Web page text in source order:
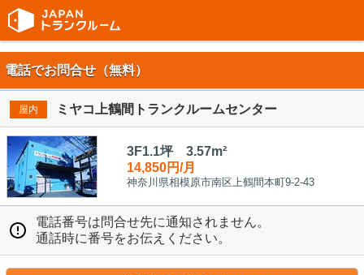
電話でお問合せ（無料）
屋内 ミヤコ上鶴間トランクルームセンター
3F1.1坪 3.57m²
14,850円/月
神奈川県相模原市南区上鶴間本町9-2-43
電話番号は問合せ先に通知されません。
通話時に番号をお伝えください。